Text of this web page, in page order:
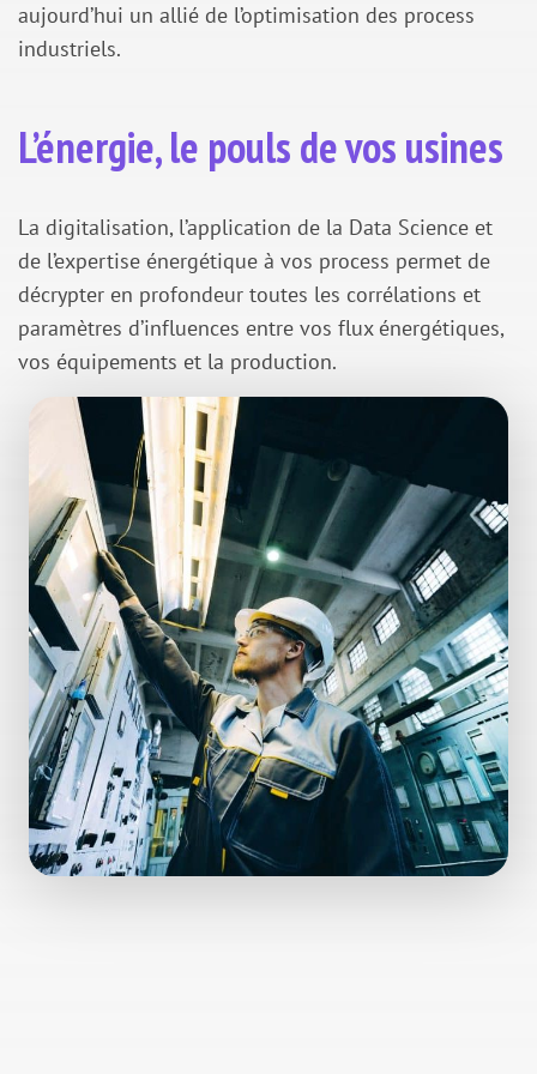
aujourd’hui un allié de l’optimisation des process
industriels.
L’énergie, le pouls de vos usines
La digitalisation, l’application de la Data Science et
de l’expertise énergétique à vos process permet de
décrypter en profondeur toutes les corrélations et
paramètres d’influences entre vos flux énergétiques,
vos équipements et la production.